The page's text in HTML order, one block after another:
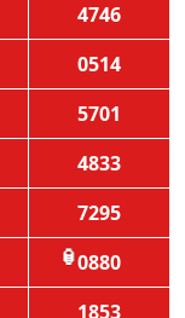
4746
0514
5701
4833
7295
0880
1853